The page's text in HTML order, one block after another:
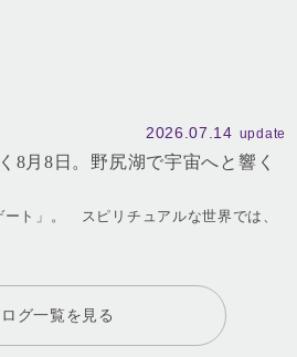
2026.07.14 update
8月8日。野尻湖で宇宙へと響く
ト」。 スピリチュアルな世界では、
グ一覧を見る